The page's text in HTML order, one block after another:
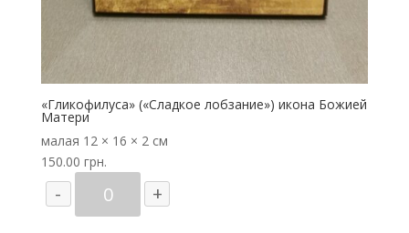
«Гликофилуса» («Сладкое лобзание») икона Божией
Матери
малая 12 × 16 × 2 см
150.00 грн.
-
Количество
товара
+